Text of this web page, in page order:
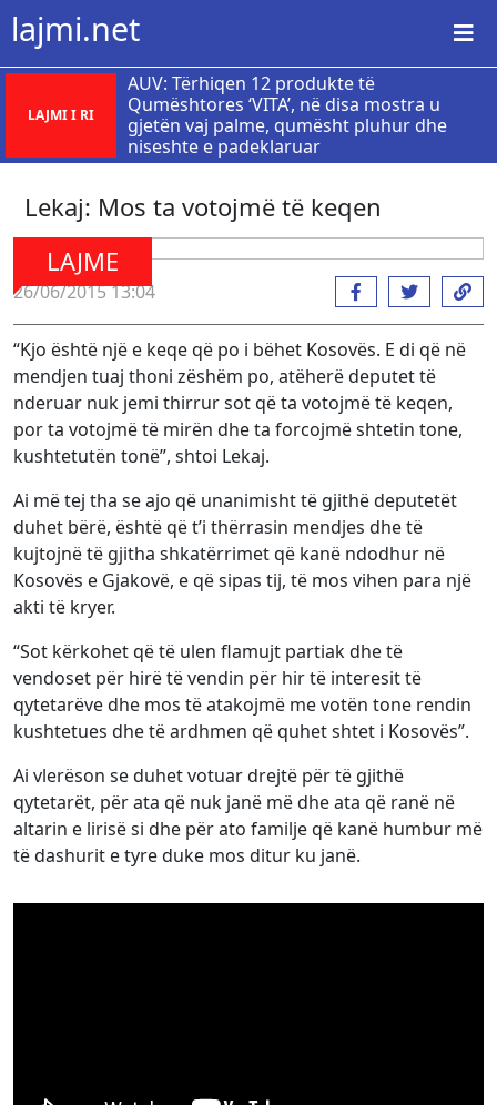
lajmi.net
LAJMI I RI
AUV: Tërhiqen 12 produkte të
Qumështores ‘VITA’, në disa mostra u
gjetën vaj palme, qumësht pluhur dhe
niseshte e padeklaruar
Lekaj: Mos ta votojmë të keqen
LAJME
26/06/2015 13:04
“Kjo është një e keqe që po i bëhet Kosovës. E di që në
mendjen tuaj thoni zëshëm po, atëherë deputet të
nderuar nuk jemi thirrur sot që ta votojmë të keqen,
por ta votojmë të mirën dhe ta forcojmë shtetin tone,
kushtetutën tonë”, shtoi Lekaj.
Ai më tej tha se ajo që unanimisht të gjithë deputetët
duhet bërë, është që t’i thërrasin mendjes dhe të
kujtojnë të gjitha shkatërrimet që kanë ndodhur në
Kosovës e Gjakovë, e që sipas tij, të mos vihen para një
akti të kryer.
“Sot kërkohet që të ulen flamujt partiak dhe të
vendoset për hirë të vendin për hir të interesit të
qytetarëve dhe mos të atakojmë me votën tone rendin
kushtetues dhe të ardhmen që quhet shtet i Kosovës”.
Ai vlerëson se duhet votuar drejtë për të gjithë
qytetarët, për ata që nuk janë më dhe ata që ranë në
altarin e lirisë si dhe për ato familje që kanë humbur më
të dashurit e tyre duke mos ditur ku janë.